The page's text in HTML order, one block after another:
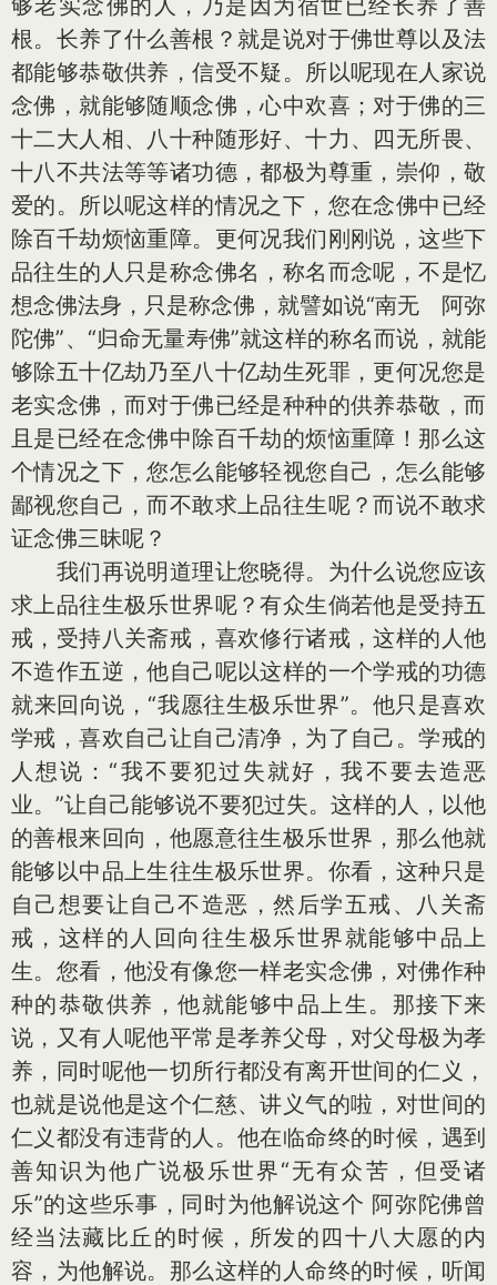
够老实念佛的人，乃是因为宿世已经长养了善
根。长养了什么善根？就是说对于佛世尊以及法
都能够恭敬供养，信受不疑。所以呢现在人家说
念佛，就能够随顺念佛，心中欢喜；对于佛的三
十二大人相、八十种随形好、十力、四无所畏、
十八不共法等等诸功德，都极为尊重，崇仰，敬
爱的。所以呢这样的情况之下，您在念佛中已经
除百千劫烦恼重障。更何况我们刚刚说，这些下
品往生的人只是称念佛名，称名而念呢，不是忆
想念佛法身，只是称念佛，就譬如说“南无 阿弥
陀佛”、“归命无量寿佛”就这样的称名而说，就能
够除五十亿劫乃至八十亿劫生死罪，更何况您是
老实念佛，而对于佛已经是种种的供养恭敬，而
且是已经在念佛中除百千劫的烦恼重障！那么这
个情况之下，您怎么能够轻视您自己，怎么能够
鄙视您自己，而不敢求上品往生呢？而说不敢求
证念佛三昧呢？
我们再说明道理让您晓得。为什么说您应该
求上品往生极乐世界呢？有众生倘若他是受持五
戒，受持八关斋戒，喜欢修行诸戒，这样的人他
不造作五逆，他自己呢以这样的一个学戒的功德
就来回向说，“我愿往生极乐世界”。他只是喜欢
学戒，喜欢自己让自己清净，为了自己。学戒的
人想说：“我不要犯过失就好，我不要去造恶
业。”让自己能够说不要犯过失。这样的人，以他
的善根来回向，他愿意往生极乐世界，那么他就
能够以中品上生往生极乐世界。你看，这种只是
自己想要让自己不造恶，然后学五戒、八关斋
戒，这样的人回向往生极乐世界就能够中品上
生。您看，他没有像您一样老实念佛，对佛作种
种的恭敬供养，他就能够中品上生。那接下来
说，又有人呢他平常是孝养父母，对父母极为孝
养，同时呢他一切所行都没有离开世间的仁义，
也就是说他是这个仁慈、讲义气的啦，对世间的
仁义都没有违背的人。他在临命终的时候，遇到
善知识为他广说极乐世界“无有众苦，但受诸
乐”的这些乐事，同时为他解说这个 阿弥陀佛曾
经当法藏比丘的时候，所发的四十八大愿的内
容，为他解说。那么这样的人命终的时候，听闻